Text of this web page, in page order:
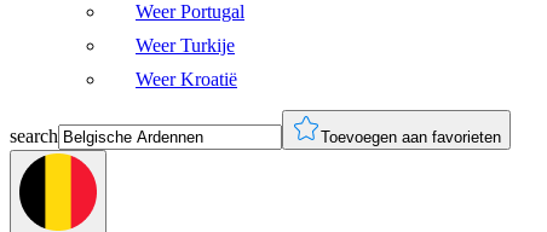
Weer Portugal
Weer Turkije
Weer Kroatië
search Toevoegen aan favorieten